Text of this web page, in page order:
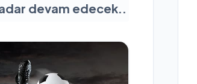
devam edecek..